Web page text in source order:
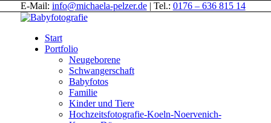
E-Mail: info@michaela-pelzer.de| Tel.: 0176 – 636 815 14
Start
Portfolio
Neugeborene
Schwangerschaft
Babyfotos
Familie
Kinder und Tiere
Hochzeitsfotografie-Koeln-Noervenich-